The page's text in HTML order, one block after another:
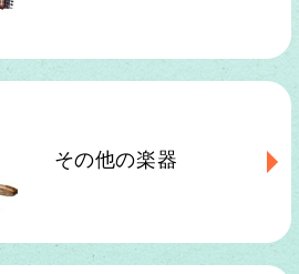
その他の楽器